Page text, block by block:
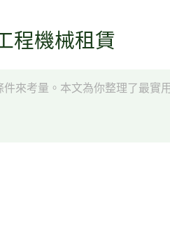
程機械租賃
來考量。本文為你整理了最實